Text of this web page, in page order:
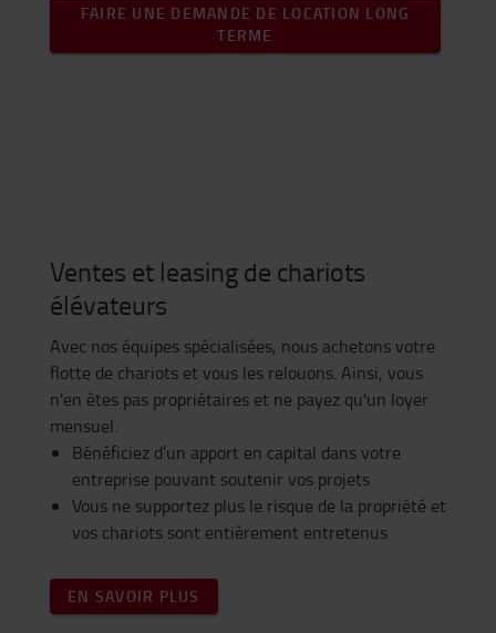
FAIRE UNE DEMANDE DE LOCATION LONG
TERME
Ventes et leasing de chariots
élévateurs
Avec nos équipes spécialisées, nous achetons votre
flotte de chariots et vous les relouons. Ainsi, vous
n'en êtes pas propriétaires et ne payez qu'un loyer
mensuel.
Bénéficiez d’un apport en capital dans votre
entreprise pouvant soutenir vos projets
Vous ne supportez plus le risque de la propriété et
vos chariots sont entièrement entretenus
EN SAVOIR PLUS